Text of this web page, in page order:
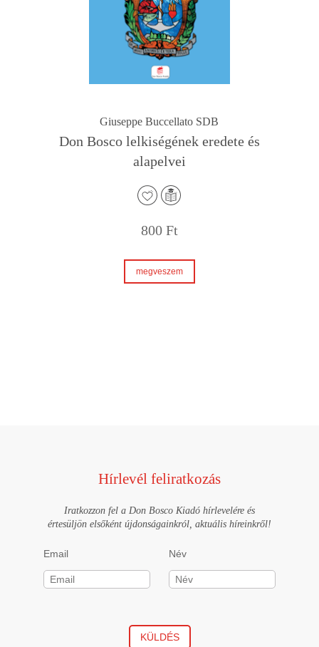
Giuseppe Buccellato SDB
Don Bosco lelkiségének eredete és
alapelvei
800 Ft
megveszem
Hírlevél feliratkozás
Iratkozzon fel a Don Bosco Kiadó hírlevelére és
értesüljön elsőként újdonságainkról, aktuális híreinkről!
Email Név
KÜLDÉS